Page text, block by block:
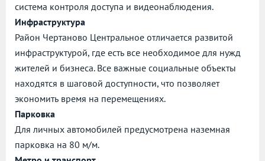
система контроля доступа и видеонаблюдения.
Инфраструктура
Район Чертаново Центральное отличается развитой
инфраструктурой, где есть все необходимое для нужд
жителей и бизнеса. Все важные социальные объекты
находятся в шаговой доступности, что позволяет
экономить время на перемещениях.
Парковка
Для личных автомобилей предусмотрена наземная
парковка на 80 м/м.